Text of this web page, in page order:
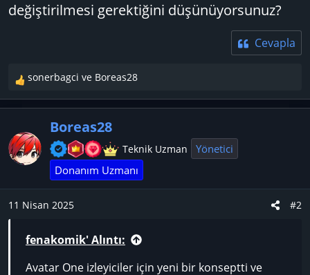
değiştirilmesi gerektiğini düşünüyorsunuz?
Cevapla
T
e
p
i
l
:
sonerbagci ve Boreas28
Boreas28
Teknik Uzman
Yönetici
Donanım Uzmanı
11 Nisan 2025 #2
fenakomik' Alıntı:
Avatar One izleyiciler için yeni bir konseptti ve